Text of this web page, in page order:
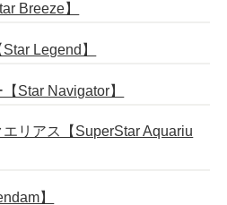
Breeze】
Legend】
Star Navigator】
リアス【SuperStar Aquariu
】